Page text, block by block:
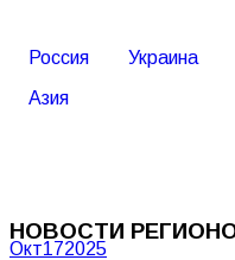
Россия Украина
Азия
НОВОСТИ
Окт172025